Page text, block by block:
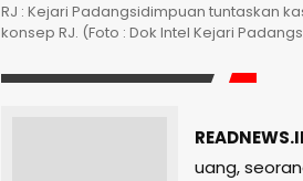
RJ : Kejari Padangsidimpuan tuntaskan
konsep RJ. (Foto : Dok Intel Kejari
uang,